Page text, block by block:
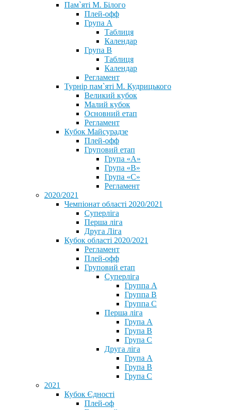
Пам`яті М. Білого
Плей-офф
Група А
Таблиця
Календар
Група В
Таблиця
Календар
Регламент
Турнір пам`яті М. Кудрицького
Великий кубок
Малий кубок
Основний етап
Регламент
Кубок Майсурадзе
Плей-офф
Груповий етап
Група «А»
Група «B»
Група «C»
Регламент
2020/2021
Чемпіонат області 2020/2021
Суперліга
Перша ліга
Друга Ліга
Кубок області 2020/2021
Регламент
Плей-офф
Груповий етап
Суперліга
Группа A
Группа B
Группа C
Перша ліга
Група A
Група B
Група C
Друга ліга
Група A
Група B
Група C
2021
Кубок Єдності
Плей-оф